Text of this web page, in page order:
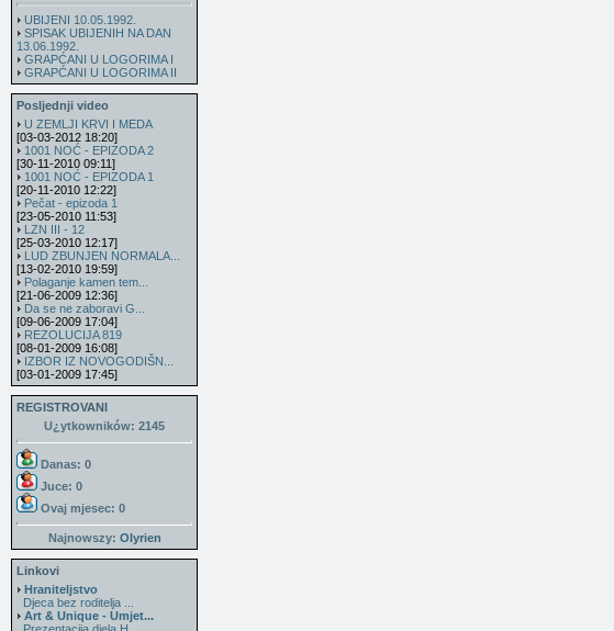
UBIJENI 10.05.1992.
SPISAK UBIJENIH NA DAN
13.06.1992.
GRAPĆANI U LOGORIMA I
GRAPĆANI U LOGORIMA II
Posljednji video
U ZEMLJI KRVI I MEDA
[03-03-2012 18:20]
1001 NOĆ - EPIZODA 2
[30-11-2010 09:11]
1001 NOĆ - EPIZODA 1
[20-11-2010 12:22]
Pečat - epizoda 1
[23-05-2010 11:53]
LZN III - 12
[25-03-2010 12:17]
LUD ZBUNJEN NORMALA...
[13-02-2010 19:59]
Polaganje kamen tem...
[21-06-2009 12:36]
Da se ne zaboravi G...
[09-06-2009 17:04]
REZOLUCIJA 819
[08-01-2009 16:08]
IZBOR IZ NOVOGODIŠN...
[03-01-2009 17:45]
REGISTROVANI
U¿ytkowników: 2145
Danas: 0
Juce: 0
Ovaj mjesec: 0
Najnowszy: Olyrien
Linkovi
Hraniteljstvo
Djeca bez roditelja ...
Art & Unique - Umjet...